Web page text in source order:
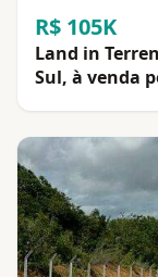
R$ 105K
Land in
Sul, à venda